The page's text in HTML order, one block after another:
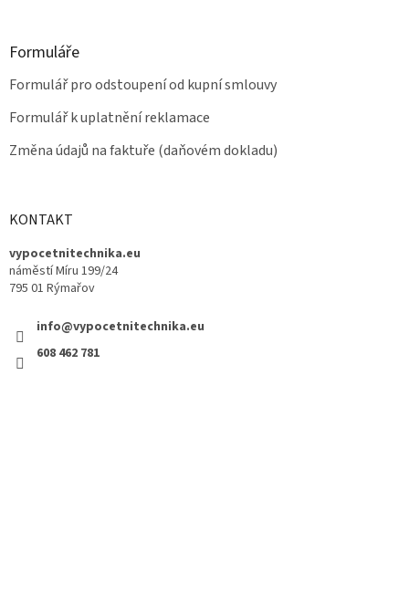
Formuláře
Formulář pro odstoupení od kupní smlouvy
Formulář k uplatnění reklamace
Změna údajů na faktuře (daňovém dokladu)
KONTAKT
vypocetnitechnika.eu
náměstí Míru 199/24
795 01 Rýmařov
info@vypocetnitechnika.eu
608 462 781